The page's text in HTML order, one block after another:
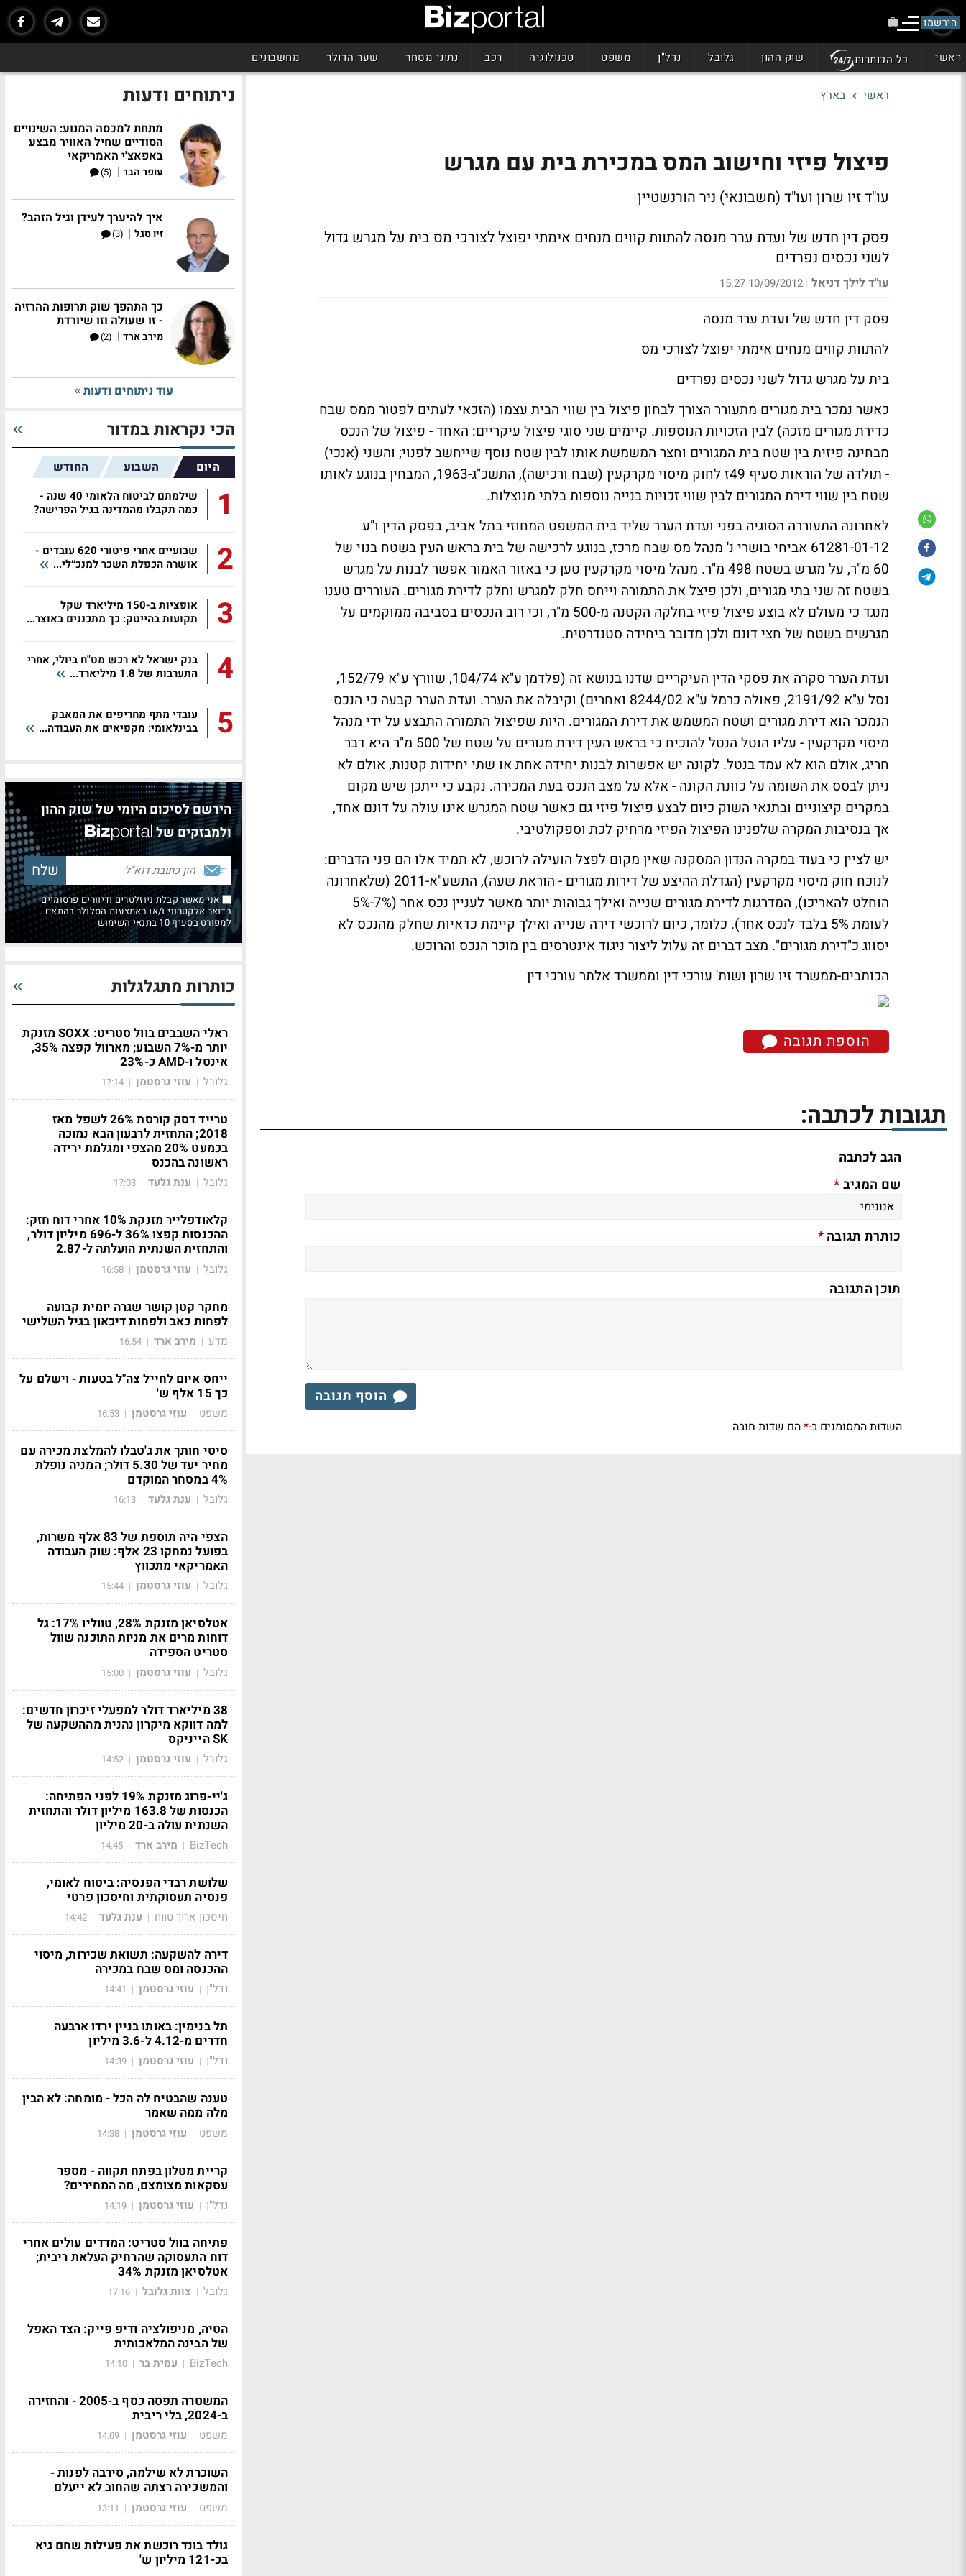
הירשמו
ראשי כל הכותרות שוק ההון גלובל נדל"ן משפט טכנולוגיה רכב נתוני מסחר שער הדולר מחשבונים
ראשי בארץ
פיצול פיזי וחישוב המס במכירת בית עם מגרש
עו"ד זיו שרון ועו"ד (חשבונאי) ניר הורנשטיין
פסק דין חדש של ועדת ערר מנסה להתוות קווים מנחים אימתי יפוצל לצורכי מס בית על מגרש גדול
לשני נכסים נפרדים
עו"ד לילך דניאל |
10/09/2012 15:27
פסק דין חדש של ועדת ערר מנסה
להתוות קווים מנחים אימתי יפוצל לצורכי מס
בית על מגרש גדול לשני נכסים נפרדים
כאשר נמכר בית מגורים מתעורר הצורך לבחון פיצול בין שווי הבית עצמו (הזכאי לעתים לפטור ממס שבח
כדירת מגורים מזכה) לבין הזכויות הנוספות. קיימים שני סוגי פיצול עיקריים: האחד - פיצול של הנכס
מבחינה פיזית בין שטח בית המגורים וחצר המשמשת אותו לבין שטח נוסף שייחשב לפנוי; והשני (אנכי)
- תולדה של הוראות סעיף 49ז לחוק מיסוי מקרקעין (שבח ורכישה), התשכ"ג-1963, המבחין בנוגע לאותו
שטח בין שווי דירת המגורים לבין שווי זכויות בנייה נוספות בלתי מנוצלות.
לאחרונה התעוררה הסוגיה בפני ועדת הערר שליד בית המשפט המחוזי בתל אביב, בפסק הדין ו"ע
61281-01-12 אביחי בושרי נ' מנהל מס שבח מרכז, בנוגע לרכישה של בית בראש העין בשטח בנוי של
60 מ"ר, על מגרש בשטח 498 מ"ר. מנהל מיסוי מקרקעין טען כי באזור האמור אפשר לבנות על מגרש
בשטח זה שני בתי מגורים, ולכן פיצל את התמורה וייחס חלק למגרש וחלק לדירת מגורים. העוררים טענו
מנגד כי מעולם לא בוצע פיצול פיזי בחלקה הקטנה מ-500 מ"ר, וכי רוב הנכסים בסביבה ממוקמים על
מגרשים בשטח של חצי דונם ולכן מדובר ביחידה סטנדרטית.
ועדת הערר סקרה את פסקי הדין העיקריים שדנו בנושא זה (פלדמן ע"א 104/74, שוורץ ע"א 152/79,
נסל ע"א 2191/92, פאולה כרמל ע"א 8244/02 ואחרים) וקיבלה את הערר. ועדת הערר קבעה כי הנכס
הנמכר הוא דירת מגורים ושטח המשמש את דירת המגורים. היות שפיצול התמורה התבצע על ידי מנהל
מיסוי מקרקעין - עליו הוטל הנטל להוכיח כי בראש העין דירת מגורים על שטח של 500 מ"ר היא דבר
חריג, אולם הוא לא עמד בנטל. לקונה יש אפשרות לבנות יחידה אחת או שתי יחידות קטנות, אולם לא
ניתן לבסס את השומה על כוונת הקונה - אלא על מצב הנכס בעת המכירה. נקבע כי ייתכן שיש מקום
במקרים קיצוניים ובתנאי השוק כיום לבצע פיצול פיזי גם כאשר שטח המגרש אינו עולה על דונם אחד,
אך בנסיבות המקרה שלפנינו הפיצול הפיזי מרחיק לכת וספקולטיבי.
יש לציין כי בעוד במקרה הנדון המסקנה שאין מקום לפצל הועילה לרוכש, לא תמיד אלו הם פני הדברים:
לנוכח חוק מיסוי מקרקעין (הגדלת ההיצע של דירות מגורים - הוראת שעה), התשע"א-2011 (שלאחרונה
הוחלט להאריכו), המדרגות לדירת מגורים שנייה ואילך גבוהות יותר מאשר לעניין נכס אחר (7%-5%
לעומת 5% בלבד לנכס אחר). כלומר, כיום לרוכשי דירה שנייה ואילך קיימת כדאיות שחלק מהנכס לא
יסווג כ"דירת מגורים". מצב דברים זה עלול ליצור ניגוד אינטרסים בין מוכר הנכס והרוכש.
הכותבים-ממשרד זיו שרון ושות' עורכי דין וממשרד אלתר עורכי דין
הוספת תגובה
תגובות לכתבה:
הגב לכתבה
שם המגיב*
כותרת תגובה*
תוכן התגובה
הוסף תגובה
השדות המסומנים ב-*הם שדות חובה
ניתוחים ודעות
מתחת למכסה המנוע: השינויים
הסודיים שחיל האוויר מבצע
באפאצ'י האמריקאי
עופר הבר |
(5)
איך להיערך לעידן וגיל הזהב?
זיו סגל |
(3)
כך התהפך שוק תרופות ההרזיה
- זו שעולה וזו שיורדת
מירב ארד |
(2)
עוד ניתוחים ודעות
הכי נקראות במדור
היום השבוע החודש
1
שילמתם לביטוח הלאומי 40 שנה -
כמה תקבלו מהמדינה בגיל הפרישה?
2
שבועיים אחרי פיטורי 620 עובדים -
אושרה הכפלת השכר למנכ״לי...
3
אופציות ב-150 מיליארד שקל
תקועות בהייטק: כך מתכננים באוצר...
4
בנק ישראל לא רכש מט"ח ביולי, אחרי
התערבות של 1.8 מיליארד...
5
עובדי מתף מחריפים את המאבק
בבינלאומי: מקפיאים את העבודה...
הירשם לסיכום היומי של שוק ההון
ולמבזקים של
אני מאשר קבלת ניוזלטרים ודיוורים פרסומיים
בדואר אלקטרוני ו/או באמצעות הסלולר בהתאם
למפורט בסעיף 10 בתנאי השימוש
כותרות מתגלגלות
ראלי השבבים בוול סטריט: SOXX מזנקת
יותר מ-7% השבוע; מארוול קפצה 35%,
אינטל ו-AMD כ-23%
גלובל | עוזי גרסטמן |
17:14
טרייד דסק קורסת 26% לשפל מאז
2018; התחזית לרבעון הבא נמוכה
בכמעט 20% מהצפי ומגלמת ירידה
ראשונה בהכנס
גלובל | ענת גלעד |
17:03
קלאודפלייר מזנקת 10% אחרי דוח חזק:
ההכנסות קפצו 36% ל-696 מיליון דולר,
והתחזית השנתית הועלתה ל-2.87
גלובל | עוזי גרסטמן |
16:58
מחקר קטן קושר שגרה יומית קבועה
לפחות כאב ולפחות דיכאון בגיל השלישי
מדע | מירב ארד |
16:54
ייחס איום לחייל צה"ל בטעות - וישלם על
כך 15 אלף ש'
משפט | עוזי גרסטמן |
16:53
סיטי חותך את ג'טבלו להמלצת מכירה עם
מחיר יעד של 5.30 דולר; המניה נופלת
4% במסחר המוקדם
גלובל | ענת גלעד |
16:13
הצפי היה תוספת של 83 אלף משרות,
בפועל נמחקו 23 אלף: שוק העבודה
האמריקאי מתכווץ
גלובל | עוזי גרסטמן |
15:44
אטלסיאן מזנקת 28%, טווליו 17%: גל
דוחות מרים את מניות התוכנה שוול
סטריט הספידה
גלובל | עוזי גרסטמן |
15:00
38 מיליארד דולר למפעלי זיכרון חדשים:
למה דווקא מיקרון נהנית מההשקעה של
SK הייניקס
גלובל | עוזי גרסטמן |
14:52
ג'יי-פרוג מזנקת 19% לפני הפתיחה:
הכנסות של 163.8 מיליון דולר והתחזית
השנתית עולה ב-20 מיליון
BizTech
| מירב ארד |
14:45
שלושת רבדי הפנסיה: ביטוח לאומי,
פנסיה תעסוקתית וחיסכון פרטי
חיסכון ארוך טווח | ענת גלעד |
14:42
דירה להשקעה: תשואת שכירות, מיסוי
ההכנסה ומס שבח במכירה
נדל"ן | עוזי גרסטמן |
14:41
תל בנימין: באותו בניין ירדו ארבעה
חדרים מ-4.12 ל-3.6 מיליון
נדל"ן | עוזי גרסטמן |
14:39
טענה שהבטיח לה הכל - מומחה: לא הבין
מלה ממה שאמר
משפט | עוזי גרסטמן |
14:38
קריית מטלון בפתח תקווה - מספר
עסקאות מצומצם, מה המחירים?
נדל"ן | עוזי גרסטמן |
14:19
פתיחה בוול סטריט: המדדים עולים אחרי
דוח התעסוקה שהרחיק העלאת ריבית;
אטלסיאן מזנקת 34%
גלובל | צוות גלובל |
17:16
הטיה, מניפולציה ודיפ פייק: הצד האפל
של הבינה המלאכותית
BizTech
| עמית בר |
14:10
המשטרה תפסה כסף ב-2005 - והחזירה
ב-2024, בלי ריבית
משפט | עוזי גרסטמן |
14:09
השוכרת לא שילמה, סירבה לפנות -
והמשכירה רצתה שהחוב לא ייעלם
משפט | עוזי גרסטמן |
13:11
גולד בונד רוכשת את פעילות שחם גיא
בכ-121 מיליון ש'